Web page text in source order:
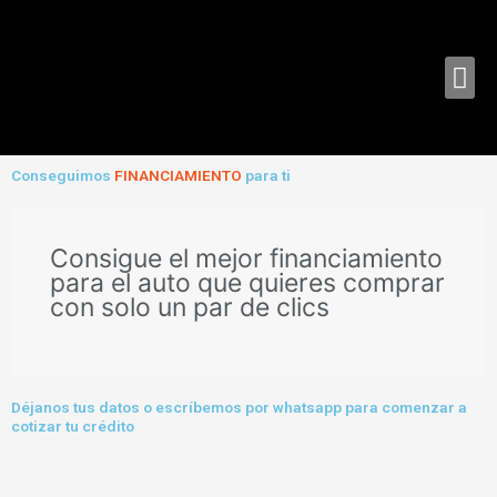
Conseguimos FINANCIAMIENTO para ti
Consigue el mejor financiamiento
para el auto que quieres comprar
con solo un par de clics
Déjanos tus datos o escríbemos por whatsapp para comenzar a
cotizar tu crédito